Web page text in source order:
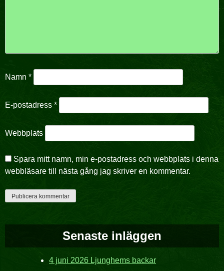
Namn *
E-postadress *
Webbplats
Spara mitt namn, min e-postadress och webbplats i denna
webbläsare till nästa gång jag skriver en kommentar.
Senaste inläggen
4 juni 2026 Ljunghems backar